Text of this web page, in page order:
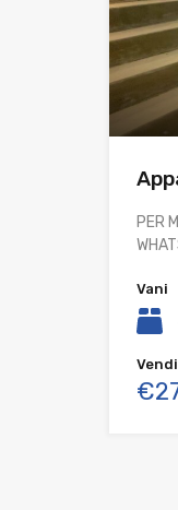
PER
Vani